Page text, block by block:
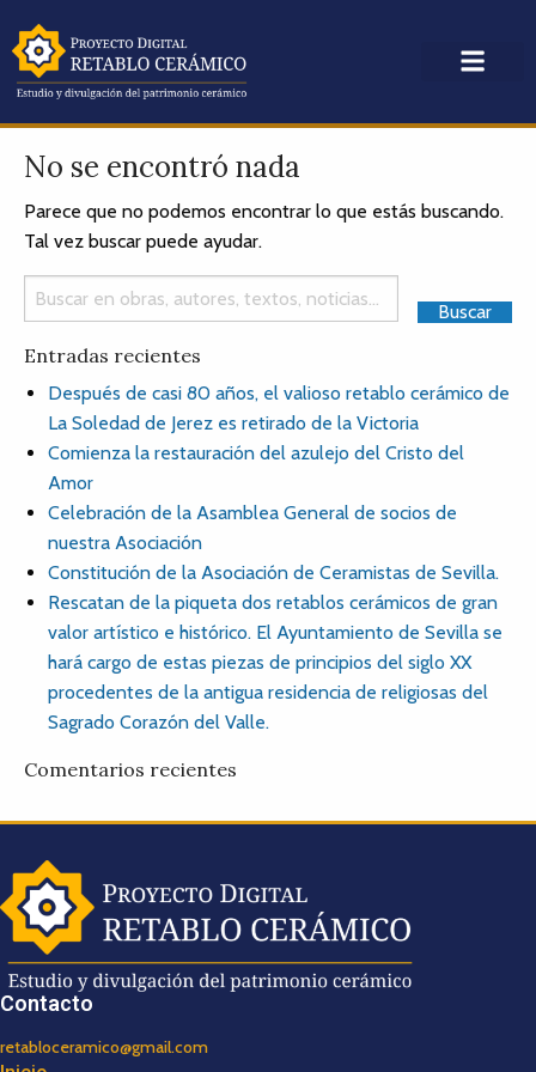
No se encontró nada
Parece que no podemos encontrar lo que estás buscando.
Tal vez buscar puede ayudar.
Entradas recientes
Después de casi 80 años, el valioso retablo cerámico de
La Soledad de Jerez es retirado de la Victoria
Comienza la restauración del azulejo del Cristo del
Amor
Celebración de la Asamblea General de socios de
nuestra Asociación
Constitución de la Asociación de Ceramistas de Sevilla.
Rescatan de la piqueta dos retablos cerámicos de gran
valor artístico e histórico. El Ayuntamiento de Sevilla se
hará cargo de estas piezas de principios del siglo XX
procedentes de la antigua residencia de religiosas del
Sagrado Corazón del Valle.
Comentarios recientes
Contacto
retabloceramico@gmail.com